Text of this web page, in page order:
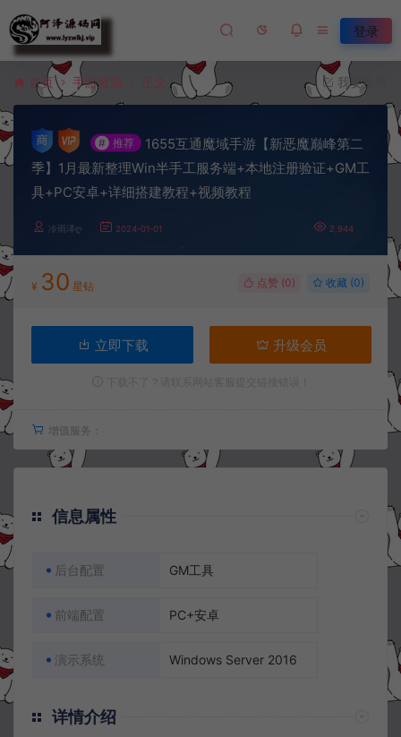
登录
首页 手游资源 正文 我要投稿
# 推荐
1655互通魔域手游【新恶魔巅峰第二
季】1月最新整理Win半手工服务端+本地注册验证+GM工
具+PC安卓+详细搭建教程+视频教程
冷雨泽ღ 2024-01-01 2,944
¥ 30 星钻 点赞 (0) 收藏 (0)
立即下载 升级会员
增值服务：
信息属性
后台配置 GM工具
前端配置 PC+安卓
演示系统 Windows Server 2016
详情介绍